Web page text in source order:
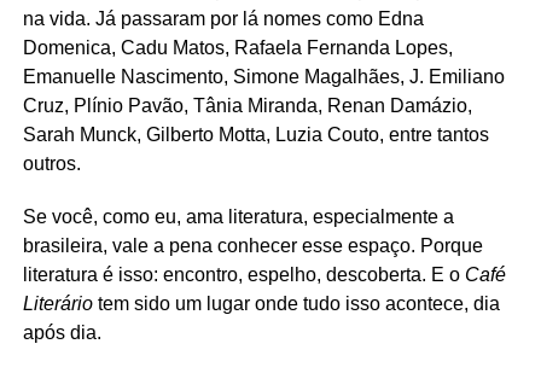
na vida. Já passaram por lá nomes como Edna
Domenica, Cadu Matos, Rafaela Fernanda Lopes,
Emanuelle Nascimento, Simone Magalhães, J. Emiliano
Cruz, Plínio Pavão, Tânia Miranda, Renan Damázio,
Sarah Munck, Gilberto Motta, Luzia Couto, entre tantos
outros.
Se você, como eu, ama literatura, especialmente a
brasileira, vale a pena conhecer esse espaço. Porque
literatura é isso: encontro, espelho, descoberta. E o Café
Literáriotem sido um lugar onde tudo isso acontece, dia
após dia.